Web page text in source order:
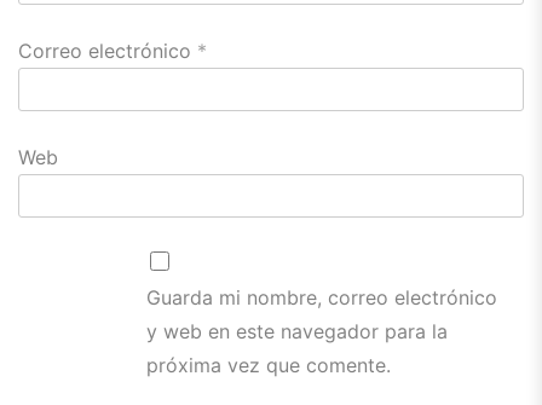
Correo electrónico *
Web
Guarda mi nombre, correo electrónico
y web en este navegador para la
próxima vez que comente.